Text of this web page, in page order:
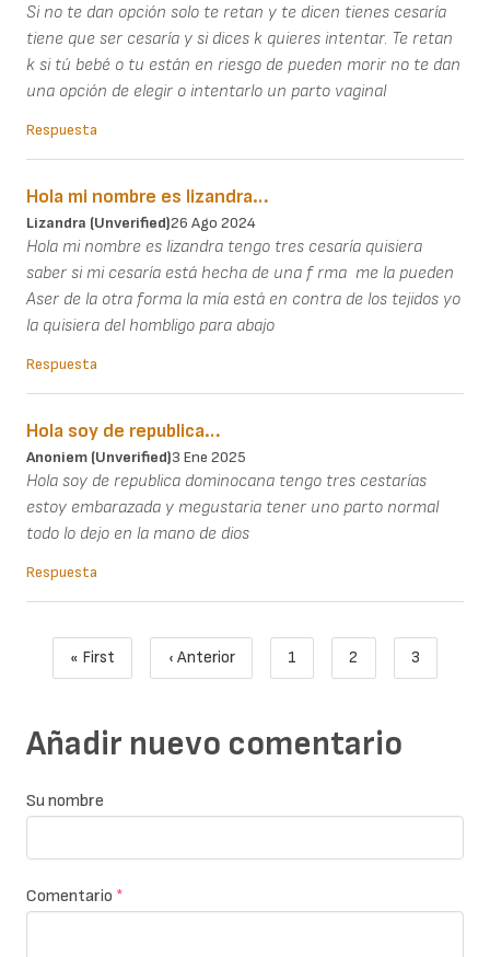
Si no te dan opción solo te retan y te dicen tienes cesaría
tiene que ser cesaría y si dices k quieres intentar. Te retan
k si tú bebé o tu están en riesgo de pueden morir no te dan
una opción de elegir o intentarlo un parto vaginal
Respuesta
Hola mi nombre es lizandra…
Lizandra (unverified)26 Ago 2024
Hola mi nombre es lizandra tengo tres cesaría quisiera
saber si mi cesaría está hecha de una f rma me la pueden
Aser de la otra forma la mía está en contra de los tejidos yo
la quisiera del hombligo para abajo
Respuesta
Hola soy de republica…
Anoniem (unverified)3 Ene 2025
Hola soy de republica dominocana tengo tres cestarías
estoy embarazada y megustaria tener uno parto normal
todo lo dejo en la mano de dios
Respuesta
Paginación
Primera página
« First
Página anterior
‹ Anterior
Page
1
Page
2
Página
3
Añadir nuevo comentario
Su nombre
Comentario *